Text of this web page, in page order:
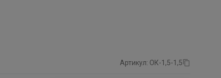
Артикул: ОК-1,5-1,5